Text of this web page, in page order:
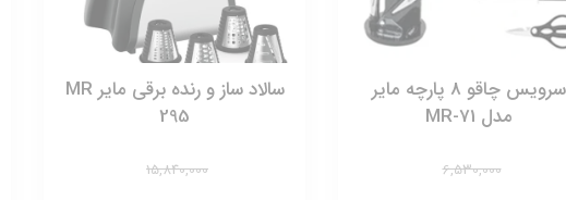
سرویس چاقو 8 پارچه مایر
مدل MR-71
6,530,000
سالاد ساز و رنده برقی مایر MR
295
15,840,000